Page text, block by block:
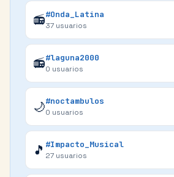
📻#Onda_Latina
37 usuarios
📻#laguna2000
0 usuarios
🌙#noctambulos
0 usuarios
🎵 #Impacto_Musical
27 usuarios